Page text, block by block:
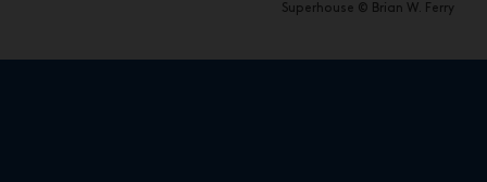
Superhouse © Brian W. Ferry